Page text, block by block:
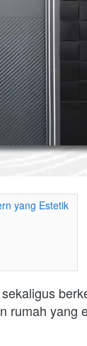
yang Estetik
rumah yang